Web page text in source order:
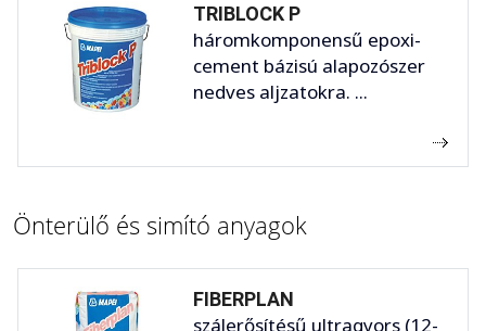
TRIBLOCK P
háromkomponensű epoxi-
cement bázisú alapozószer
nedves aljzatokra. ...
Önterülő és simító anyagok
FIBERPLAN
szálerősítésű ultragyors (12-